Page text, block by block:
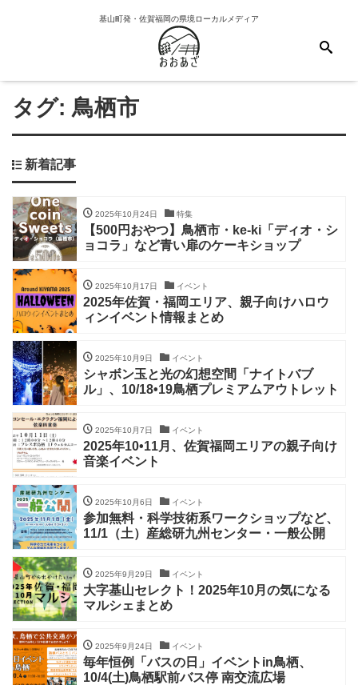
基山町発・佐賀福岡の県境ローカルメディア
タグ: 鳥栖市
新着記事
2025年10月24日 特集
【500円おやつ】鳥栖市・ke-ki「ディオ・シ
ョコラ」など青い扉のケーキショップ
2025年10月17日 イベント
2025年佐賀・福岡エリア、親子向けハロウ
ィンイベント情報まとめ
2025年10月9日 イベント
シャボン玉と光の幻想空間「ナイトバブ
ル」、10/18•19鳥栖プレミアムアウトレット
2025年10月7日 イベント
2025年10•11月、佐賀福岡エリアの親子向け
音楽イベント
2025年10月6日 イベント
参加無料・科学技術系ワークショップなど、
11/1（土）産総研九州センター・一般公開
2025年9月29日 イベント
大字基山セレクト！2025年10月の気になる
マルシェまとめ
2025年9月24日 イベント
毎年恒例「バスの日」イベントin鳥栖、
10/4(土)鳥栖駅前バス停 南交流広場